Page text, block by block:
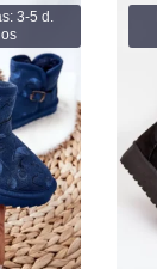
3-5 d.